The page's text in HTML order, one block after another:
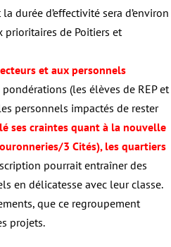
durée d’effectivité sera d’environ
prioritaires de Poitiers et
et aux personnels
(les élèves de REP et
personnels impactés de rester
ses craintes quant à la nouvelle
3 Cités), les quartiers
pourrait entraîner des
en délicatesse avec leur classe.
que ce regroupement
projets.